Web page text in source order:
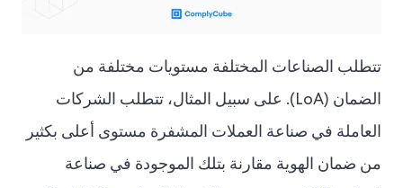
تتطلب الصناعات المختلفة مستويات مختلفة من
الضمان (LoA). على سبيل المثال، تتطلب الشركات
العاملة في صناعة العملات المشفرة مستوى أعلى بكثير
من ضمان الهوية مقارنة بتلك الموجودة في صناعة